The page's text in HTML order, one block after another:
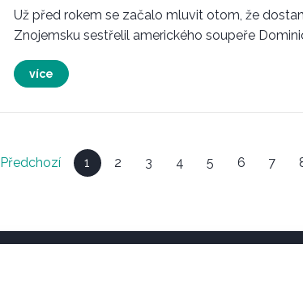
Už před rokem se začalo mluvit otom, že
Znojemsku sestřelil amerického soupeře
více
Předchozí 1 2 3 4 5 6 7